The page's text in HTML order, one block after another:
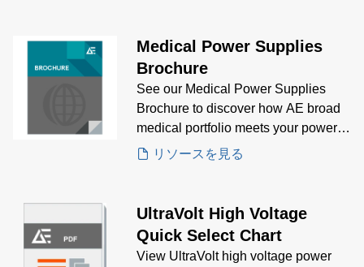
Medical Power Supplies
Brochure
See our Medical Power Supplies
Brochure to discover how AE broad
medical portfolio meets your power
supply needs.
リソースを見る
UltraVolt High Voltage
Quick Select Chart
View UltraVolt high voltage power